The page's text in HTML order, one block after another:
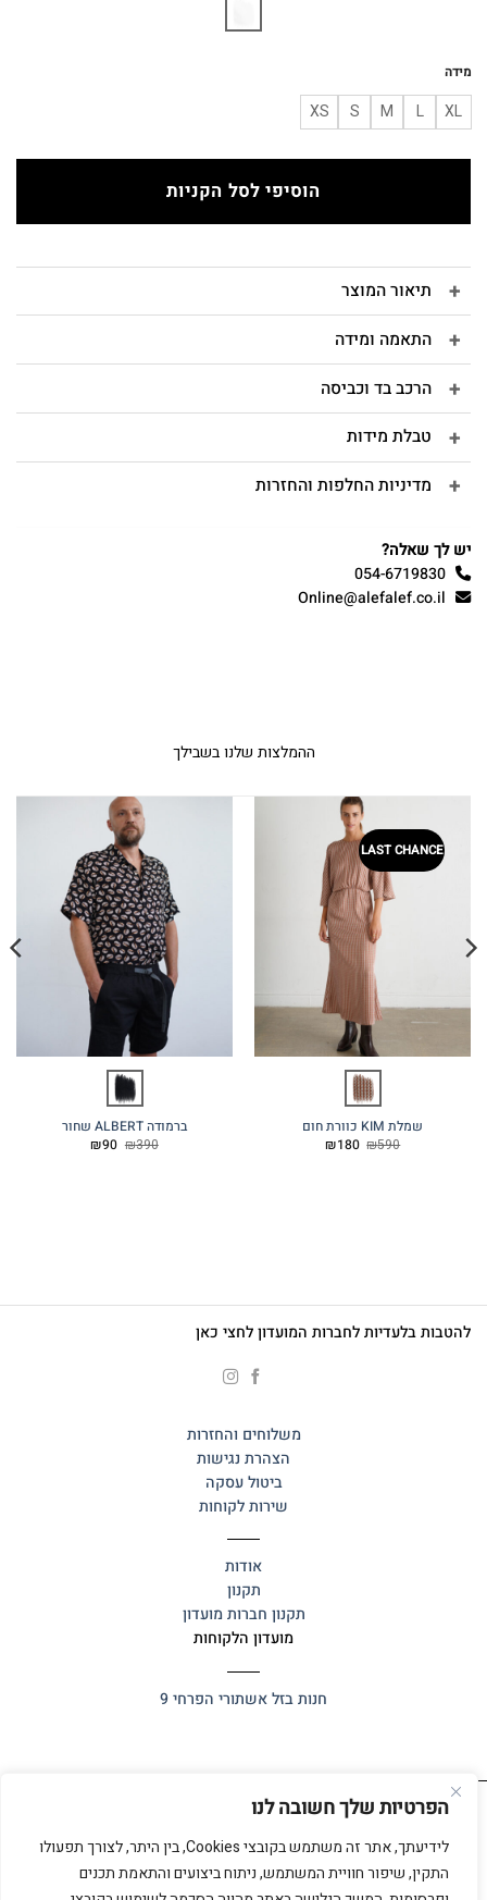
הפרטיות שלך חשובה לנו
לידיעתך, אתר זה משתמש בקובצי Cookies, בין היתר, לצורך תפעולו
התקין, שיפור חוויית המשתמש, ניתוח ביצועים והתאמת תכנים
מידה
XL
L
M
S
XS
הוסיפי לסל הקניות
תיאור המוצר
התאמה ומידה
הרכב בד וכביסה
טבלת מידות
מדיניות החלפות והחזרות
יש לך שאלה?
054-6719830
Online@alefalef.co.il
ההמלצות שלנו בשבילך
LAST CHANCE
שמלת KIM כוורת חום
₪590 המחיר
המקורי
₪180 המחיר
ברמודה ALBERT שחור
₪390 המחיר
₪90 המחיר
להטבות בלעדיות לחברות המועדון לחצי כאן
משלוחים והחזרות
הצהרת נגישות
ביטול עסקה
שירות לקוחות
אודות
תקנון
תקנון חברות מועדון
מועדון הלקוחות
חנות בזלאשתורי הפרחי 9
כל הזכויות שמורות 2025 © אלף אלף